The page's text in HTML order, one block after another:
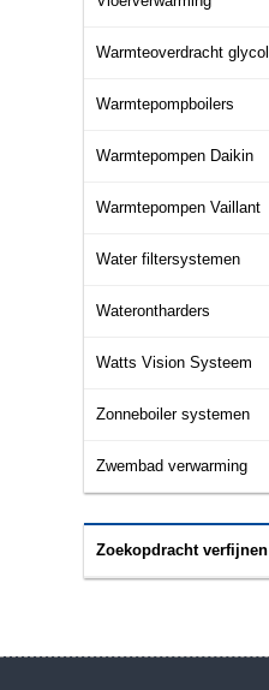
Warmteoverdracht glycol
Warmtepompboilers
Warmtepompen Daikin
Warmtepompen Vaillant
Water filtersystemen
Waterontharders
Watts Vision Systeem
Zonneboiler systemen
Zwembad verwarming
Zoekopdracht verfijnen